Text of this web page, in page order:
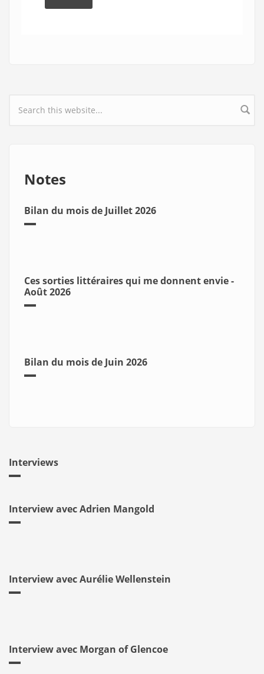
Search form
Notes
Bilan du mois de Juillet 2026
Ces sorties littéraires qui me donnent envie -
Août 2026
Bilan du mois de Juin 2026
Interviews
Interview avec Adrien Mangold
Interview avec Aurélie Wellenstein
Interview avec Morgan of Glencoe